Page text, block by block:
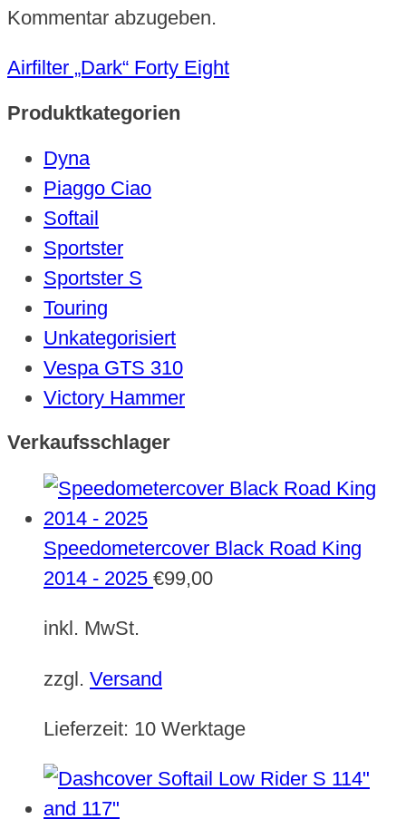
Kommentar abzugeben.
Airfilter „Dark“ Forty Eight
Produktkategorien
Dyna
Piaggo Ciao
Softail
Sportster
Sportster S
Touring
Unkategorisiert
Vespa GTS 310
Victory Hammer
Verkaufsschlager
Speedometercover Black Road King
2014 - 2025 €99,00
inkl. MwSt.
zzgl. Versand
Lieferzeit: 10 Werktage